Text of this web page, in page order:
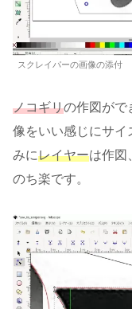
スクレイパーの画像の添付
ノコギリの作図がで
像をいい感じにサイ
みにレイヤーは作図
のち楽です。